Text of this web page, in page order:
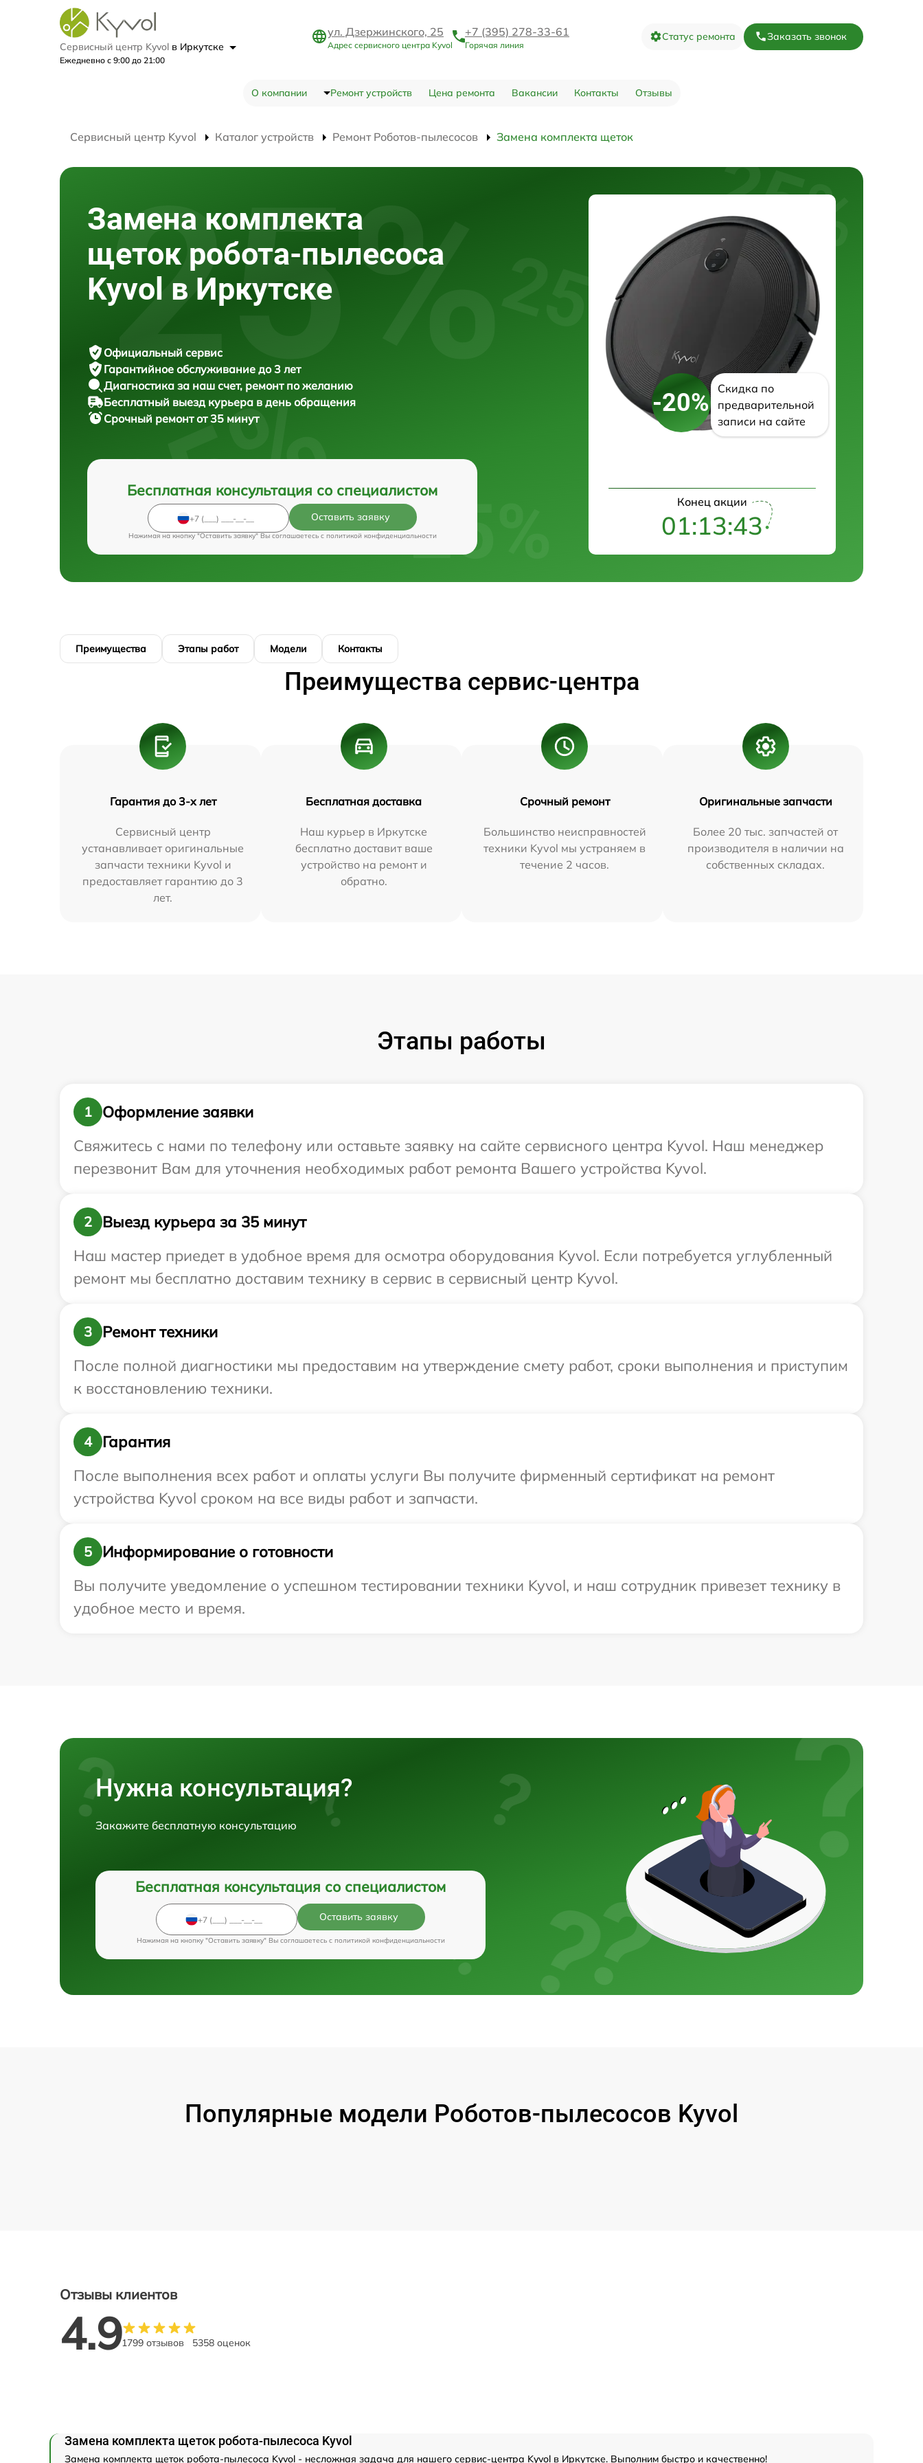
Сервисный центр Kyvol в Иркутске
Ежедневно с 9:00 до 21:00
ул. Дзержинского, 25
Адрес сервисного центра Kyvol
+7 (395) 278-33-61
Горячая линия
Статус ремонта Заказать звонок
О компании Ремонт устройств Цена ремонта Вакансии Контакты Отзывы
Сервисный центр Kyvol Каталог устройств Ремонт Роботов-пылесосов Замена комплекта щеток
Замена комплекта
щеток робота-пылесоса
Kyvol в Иркутске
Официальный сервис
Гарантийное обслуживание до 3 лет
Диагностика за наш счет, ремонт по желанию
Бесплатный выезд курьера в день обращения
Срочный ремонтот 35 минут
Бесплатная консультация со специалистом
Оставить заявку
Нажимая на кнопку "Оставить заявку" Вы соглашаетесь c политикой конфиденциальности
-20%
Скидка по
предварительной
записи на сайте
Конец акции
01:13:41
Преимущества Этапы работ Модели Контакты
Преимущества сервис-центра
Гарантия до 3-х лет
Сервисный центр
устанавливает оригинальные
запчасти техники Kyvol и
предоставляет гарантию до 3
лет.
Бесплатная доставка
Наш курьер в Иркутске
бесплатно доставит ваше
устройство на ремонт и
обратно.
Срочный ремонт
Большинство неисправностей
техники Kyvol мы устраняем в
течение 2 часов.
Оригинальные запчасти
Более 20 тыс. запчастей от
производителя в наличии на
собственных складах.
Этапы работы
1
Оформление заявки
Свяжитесь с нами по телефону или оставьте заявку на сайте сервисного центра Kyvol. Наш менеджер
перезвонит Вам для уточнения необходимых работ ремонта Вашего устройства Kyvol.
2
Выезд курьера за 35 минут
Наш мастер приедет в удобное время для осмотра оборудования Kyvol. Если потребуется углубленный
ремонт мы бесплатно доставим технику в сервис в сервисный центр Kyvol.
3
Ремонт техники
После полной диагностики мы предоставим на утверждение смету работ, сроки выполнения и приступим
к восстановлению техники.
4
Гарантия
После выполнения всех работ и оплаты услуги Вы получите фирменный сертификат на ремонт
устройства Kyvol сроком на все виды работ и запчасти.
5
Информирование о готовности
Вы получите уведомление о успешном тестировании техники Kyvol, и наш сотрудник привезет технику в
удобное место и время.
Нужна консультация?
Закажите бесплатную консультацию
Бесплатная консультация со специалистом
Оставить заявку
Нажимая на кнопку "Оставить заявку" Вы соглашаетесь c политикой конфиденциальности
Популярные модели Роботов-пылесосов Kyvol
Отзывы клиентов
4.91799 отзывов 5358 оценок
Замена комплекта щеток робота-пылесоса Kyvol
Замена комплекта щеток робота-пылесоса Kyvol - несложная задача для нашего сервис-центра Kyvol в Иркутске. Выполним быстро и качественно!